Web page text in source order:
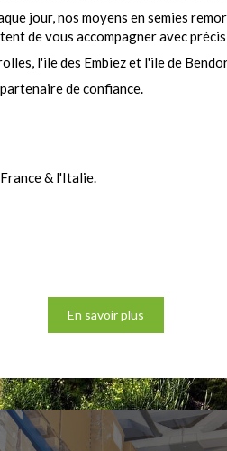
jour, nos moyens en semies
de vous accompagner avec
l'ile des Embiez et l'ile de
de confiance.
& l'Italie.
En savoir plus